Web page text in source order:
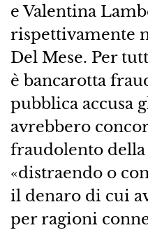
e Valentina
rispettivamente
Del Mese. Per
è bancarotta
pubblica accusa
avrebbero
fraudolento della
«distraendo o
il denaro di cui
per ragioni